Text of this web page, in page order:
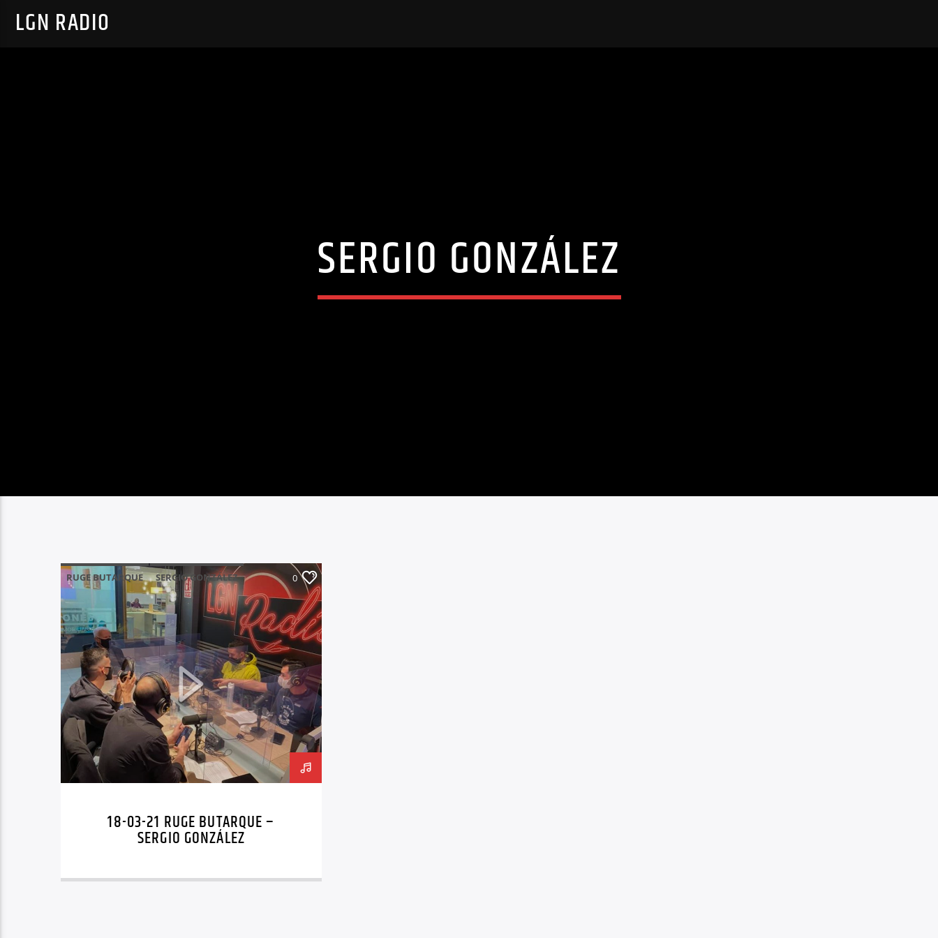
LGN RADIO
SERGIO GONZÁLEZ
RUGE BUTARQUE SERGIO GONZÁLEZ 0
18-03-21 RUGE BUTARQUE –
SERGIO GONZÁLEZ